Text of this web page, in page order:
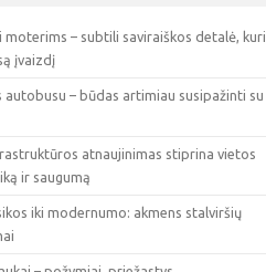
moterims – subtili saviraiškos detalė, kuri
įvaizdį
autobusu – būdas artimiau susipažinti su
atnaujinimas stiprina vietos
ir saugumą
iki modernumo: akmens stalviršių